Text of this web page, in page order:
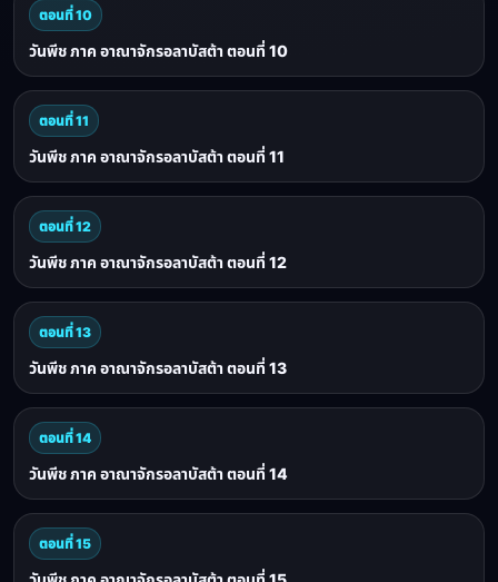
ตอนที่ 10
วันพีช ภาค อาณาจักรอลาบัสต้า ตอนที่ 10
ตอนที่ 11
วันพีช ภาค อาณาจักรอลาบัสต้า ตอนที่ 11
ตอนที่ 12
วันพีช ภาค อาณาจักรอลาบัสต้า ตอนที่ 12
ตอนที่ 13
วันพีช ภาค อาณาจักรอลาบัสต้า ตอนที่ 13
ตอนที่ 14
วันพีช ภาค อาณาจักรอลาบัสต้า ตอนที่ 14
ตอนที่ 15